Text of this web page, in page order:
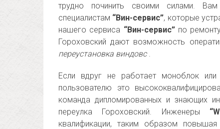
трудно починить своими силами. Вам
специалистам “Вин-сервис”, которые
нашего сервиса “Вин-сервис”по
Гороховский дают возможность
переустановка виндовс .
Если вдруг не работает моноблок или
пользователю это
команда дипломированных и знающих
переулка Гороховский. Инженеры
квалификации, таким образом